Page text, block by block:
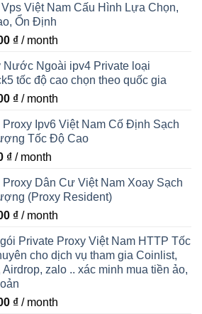
Việt Nam Cấu Hình Lựa Chọn,
Ổn Định
₫ / month
Nước Ngoài ipv4 Private loại
tốc độ cao chọn theo quốc gia
₫ / month
Ipv6 Việt Nam Cố Định Sạch
Tốc Độ Cao
₫ / month
Dân Cư Việt Nam Xoay Sạch
(Proxy Resident)
₫ / month
Private Proxy Việt Nam HTTP Tốc
cho dịch vụ tham gia Coinlist,
Airdrop, zalo .. xác minh mua tiền ảo,
₫ / month